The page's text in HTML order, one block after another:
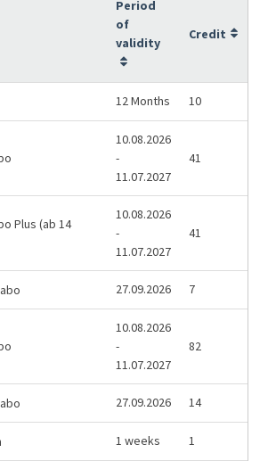
Period
of
validity
Credit
12 Months 10
10.08.2026
-
11.07.2027
41
Plus (ab 14
10.08.2026
-
11.07.2027
41
27.09.2026 7
10.08.2026
-
11.07.2027
82
27.09.2026 14
1 weeks 1